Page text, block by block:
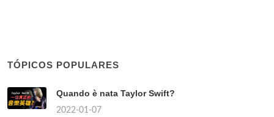
TÓPICOS POPULARES
Quando è nata Taylor Swift?
2022-01-07